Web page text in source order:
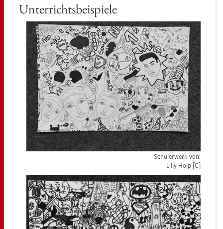
Un­ter­richts­bei­spie­le
Schü­ler­werk von:
Lilly Holp [C]